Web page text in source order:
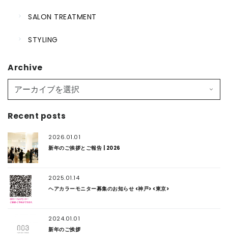
SALON TREATMENT
STYLING
Archive
Recent posts
2026.01.01
新年のご挨拶とご報告 | 2026
2025.01.14
ヘアカラーモニター募集のお知らせ <神戸> <東京>
2024.01.01
新年のご挨拶